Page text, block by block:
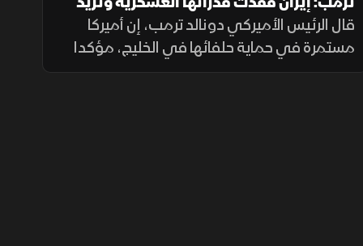
الاتفاق
قال الرئيس الأميركي دونالد ترمب، إن أميركا
مستمرة في حماية حلفائها في الخليج، مؤكدا
تراجع القدرات العسكرية الإيرانية وأن طهران